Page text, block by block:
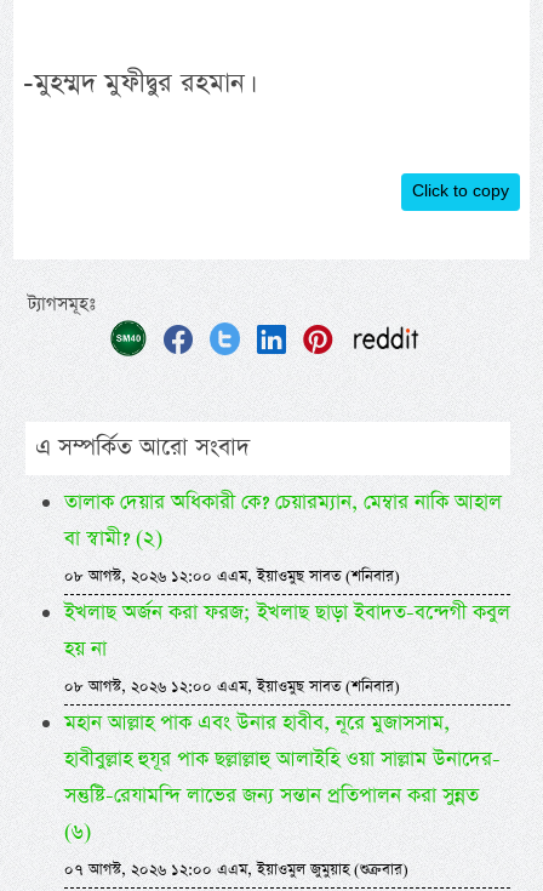
-মুহম্মদ মুফীদ্বুর রহমান।
Click to copy
ট্যাগসমূহঃ
এ সম্পর্কিত আরো সংবাদ
তালাক দেয়ার অধিকারী কে? চেয়ারম্যান, মেম্বার নাকি আহাল
বা স্বামী? (২)
০৮ আগস্ট, ২০২৬ ১২:০০ এএম, ইয়াওমুছ সাবত (শনিবার)
ইখলাছ অর্জন করা ফরজ; ইখলাছ ছাড়া ইবাদত-বন্দেগী কবুল
হয় না
০৮ আগস্ট, ২০২৬ ১২:০০ এএম, ইয়াওমুছ সাবত (শনিবার)
মহান আল্লাহ পাক এবং উনার হাবীব, নূরে মুজাসসাম,
হাবীবুল্লাহ হুযূর পাক ছল্লাল্লাহু আলাইহি ওয়া সাল্লাম উনাদের-
সন্তুষ্টি-রেযামন্দি লাভের জন্য সন্তান প্রতিপালন করা সুন্নত
(৬)
০৭ আগস্ট, ২০২৬ ১২:০০ এএম, ইয়াওমুল জুমুয়াহ (শুক্রবার)